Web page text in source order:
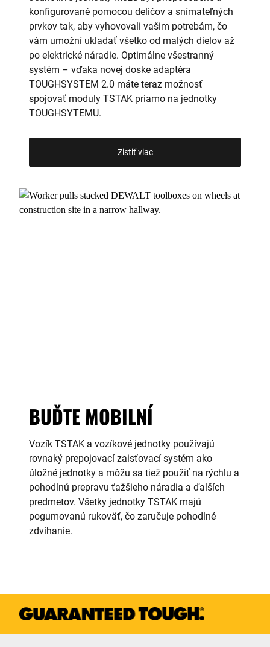
konfigurované pomocou deličov a snímateľných
prvkov tak, aby vyhovovali vašim potrebám, čo
vám umožní ukladať všetko od malých dielov až
po elektrické náradie. Optimálne všestranný
systém – vďaka novej doske adaptéra
TOUGHSYSTEM 2.0 máte teraz možnosť
spojovať moduly TSTAK priamo na jednotky
TOUGHSYTEMU.
Zistiť viac
BUĎTE MOBILNÍ
Vozík TSTAK a vozíkové jednotky používajú
rovnaký prepojovací zaisťovací systém ako
úložné jednotky a môžu sa tiež použiť na rýchlu a
pohodlnú prepravu ťažšieho náradia a ďalších
predmetov. Všetky jednotky TSTAK majú
pogumovanú rukoväť, čo zaručuje pohodlné
zdvíhanie.